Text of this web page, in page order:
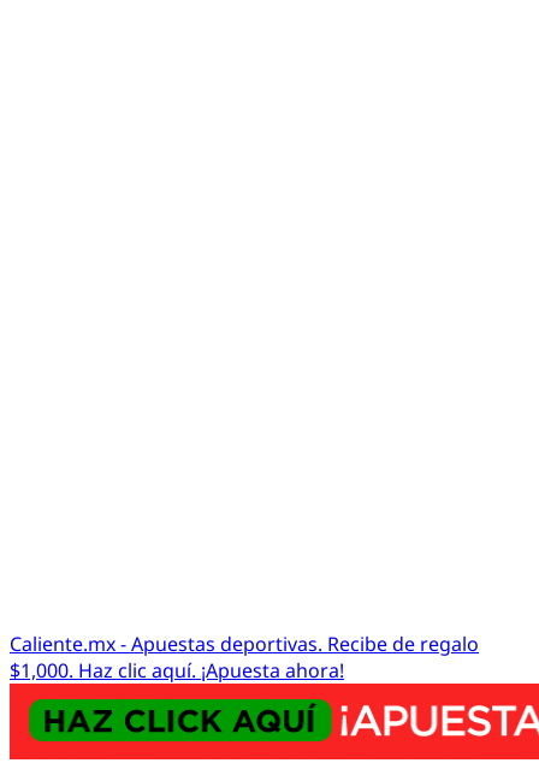
Caliente.mx - Apuestas deportivas. Recibe de regalo
$1,000. Haz clic aquí. ¡Apuesta ahora!